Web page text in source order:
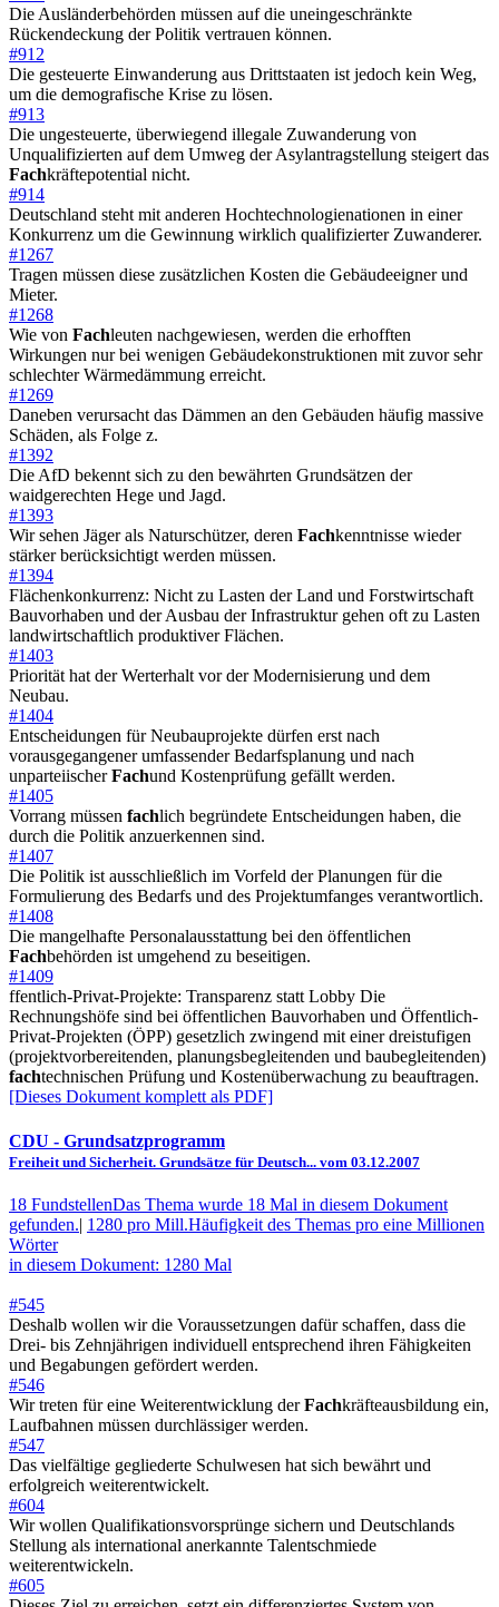
Die Ausländerbehörden müssen auf die uneingeschränkte
Rückendeckung der Politik vertrauen können.
#912
Die gesteuerte Einwanderung aus Drittstaaten ist jedoch kein Weg,
um die demografische Krise zu lösen.
#913
Die ungesteuerte, überwiegend illegale Zuwanderung von
Unqualifizierten auf dem Umweg der Asylantragstellung steigert das
Fachkräftepotential nicht.
#914
Deutschland steht mit anderen Hochtechnologienationen in einer
Konkurrenz um die Gewinnung wirklich qualifizierter Zuwanderer.
#1267
Tragen müssen diese zusätzlichen Kosten die Gebäudeeigner und
Mieter.
#1268
Wie von Fachleuten nachgewiesen, werden die erhofften
Wirkungen nur bei wenigen Gebäudekonstruktionen mit zuvor sehr
schlechter Wärmedämmung erreicht.
#1269
Daneben verursacht das Dämmen an den Gebäuden häufig massive
Schäden, als Folge z.
#1392
Die AfD bekennt sich zu den bewährten Grundsätzen der
waidgerechten Hege und Jagd.
#1393
Wir sehen Jäger als Naturschützer, deren Fachkenntnisse wieder
stärker berücksichtigt werden müssen.
#1394
Flächenkonkurrenz: Nicht zu Lasten der Land und Forstwirtschaft
Bauvorhaben und der Ausbau der Infrastruktur gehen oft zu Lasten
landwirtschaftlich produktiver Flächen.
#1403
Priorität hat der Werterhalt vor der Modernisierung und dem
Neubau.
#1404
Entscheidungen für Neubauprojekte dürfen erst nach
vorausgegangener umfassender Bedarfsplanung und nach
unparteiischerFachund Kostenprüfung gefällt werden.
#1405
Vorrang müssen fachlich begründete Entscheidungen haben, die
durch die Politik anzuerkennen sind.
#1407
Die Politik ist ausschließlich im Vorfeld der Planungen für die
Formulierung des Bedarfs und des Projektumfanges verantwortlich.
#1408
Die mangelhafte Personalausstattung bei den öffentlichen
Fachbehörden ist umgehend zu beseitigen.
#1409
ffentlich-Privat-Projekte: Transparenz statt Lobby Die
Rechnungshöfe sind bei öffentlichen Bauvorhaben und Öffentlich-
Privat-Projekten (ÖPP) gesetzlich zwingend mit einer dreistufigen
(projektvorbereitenden, planungsbegleitenden und baubegleitenden)
fachtechnischen Prüfung und Kostenüberwachung zu beauftragen.
[Dieses Dokument komplett als PDF]
CDU - Grundsatzprogramm
Freiheit und Sicherheit. Grundsätze für Deutsch... vom 03.12.2007
18 FundstellenDas Thema wurde 18 Mal in diesem Dokument
gefunden.| 1280 pro Mill.Häufigkeit des Themas pro eine Millionen
Wörter
in diesem Dokument: 1280 Mal
#545
Deshalb wollen wir die Voraussetzungen dafür schaffen, dass die
Drei- bis Zehnjährigen individuell entsprechend ihren Fähigkeiten
und Begabungen gefördert werden.
#546
Wir treten für eine Weiterentwicklung derFachkräfteausbildung ein,
Laufbahnen müssen durchlässiger werden.
#547
Das vielfältige gegliederte Schulwesen hat sich bewährt und
erfolgreich weiterentwickelt.
#604
Wir wollen Qualifikationsvorsprünge sichern und Deutschlands
Stellung als international anerkannte Talentschmiede
weiterentwickeln.
#605